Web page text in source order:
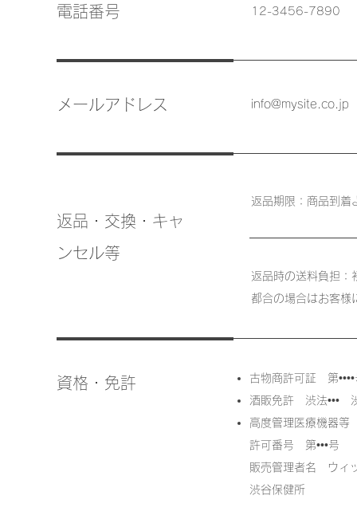
電話番号 12-3456-7890
メールアドレス info@mysite.co.jp
返品・交換・キャ
ンセル等
返品期限：商品到着
返品時の送料負担：
都合の場合はお客様
資格・免許
古物商許可証 第
酒販免許 渋法•••
高度管理医療機器
許可番号 第•••号
販売管理者名 ウィ
渋谷保健所